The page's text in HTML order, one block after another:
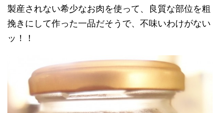
製産されない希少なお肉を使って、良質な部位を粗
挽きにして作った一品だそうで、不味いわけがない
ッ！！